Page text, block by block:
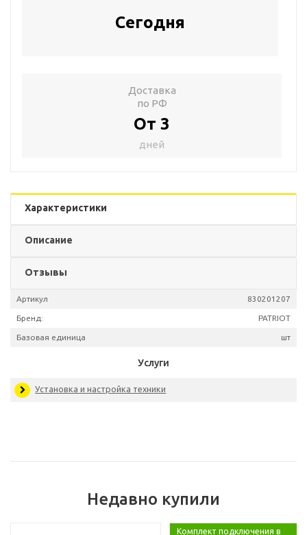
Сегодня
Доставка
по РФ
От 3
дней
Характеристики
Описание
Отзывы
Бренд:
Недавно купили
Комплект подключения в